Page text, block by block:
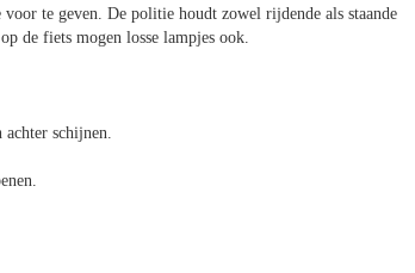
te geven. De politie houdt zowel rijdende als staande
de fiets mogen losse lampjes ook.
schijnen.